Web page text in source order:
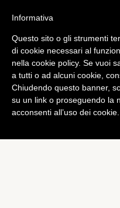
Informativa
Questo sito o gli strumenti
di cookie necessari al
nella cookie policy. Se vuoi
a tutti o ad alcuni cookie,
Chiudendo questo banner,
su un link o proseguendo la
acconsenti all’uso dei cookie.